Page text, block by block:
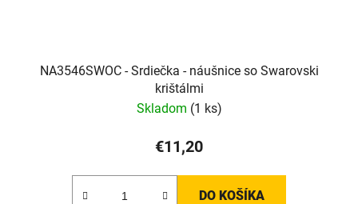
NA3546SWOC - Srdiečka - náušnice so Swarovski
krištálmi
Skladom (1 ks)
€11,20
DO KOŠÍKA